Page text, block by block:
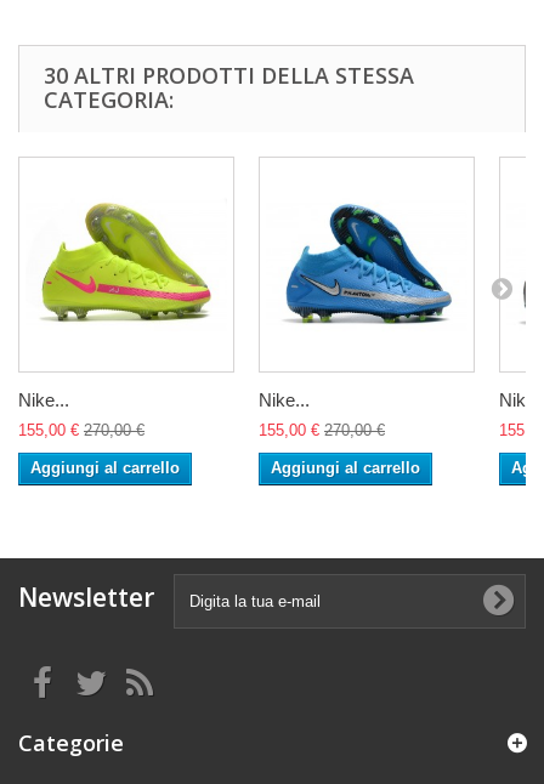
30 ALTRI PRODOTTI DELLA STESSA
CATEGORIA:
Nike...
155,00 € 270,00 €
Aggiungi al carrello
Nike...
155,00 € 270,00 €
Aggiungi al carrello
Newsletter
Categorie